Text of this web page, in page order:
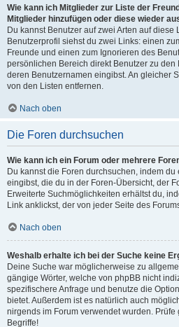
Wie kann ich Mitglieder zur Liste der
Mitglieder hinzufügen oder diese wieder
Du kannst Benutzer auf zwei Arten auf diese
Benutzerprofil siehst du zwei Links: einen
Freunde und einen zum Ignorieren des
persönlichen Bereich direkt Benutzer zu
deren Benutzernamen eingibst. An gleicher
von den Listen entfernen.
Nach oben
Die Foren durchsuchen
Wie kann ich ein Forum oder mehrere
Du kannst die Foren durchsuchen, indem
eingibst, die du in der Foren-Übersicht, der
Erweiterte Suchmöglichkeiten erhältst du,
Link anklickst, der von jeder Seite des
Nach oben
Weshalb erhalte ich bei der Suche keine
Deine Suche war möglicherweise zu
gängige Wörter, welche von phpBB nicht
spezifischere Anfrage und benutze die
bietet. Außerdem ist es natürlich auch
nirgends im Forum verwendet wurden.
Begriffe!